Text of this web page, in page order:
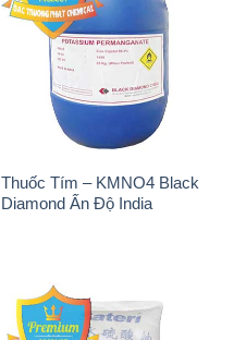
Thuốc Tím – KMNO4 Black
Diamond Ấn Độ India